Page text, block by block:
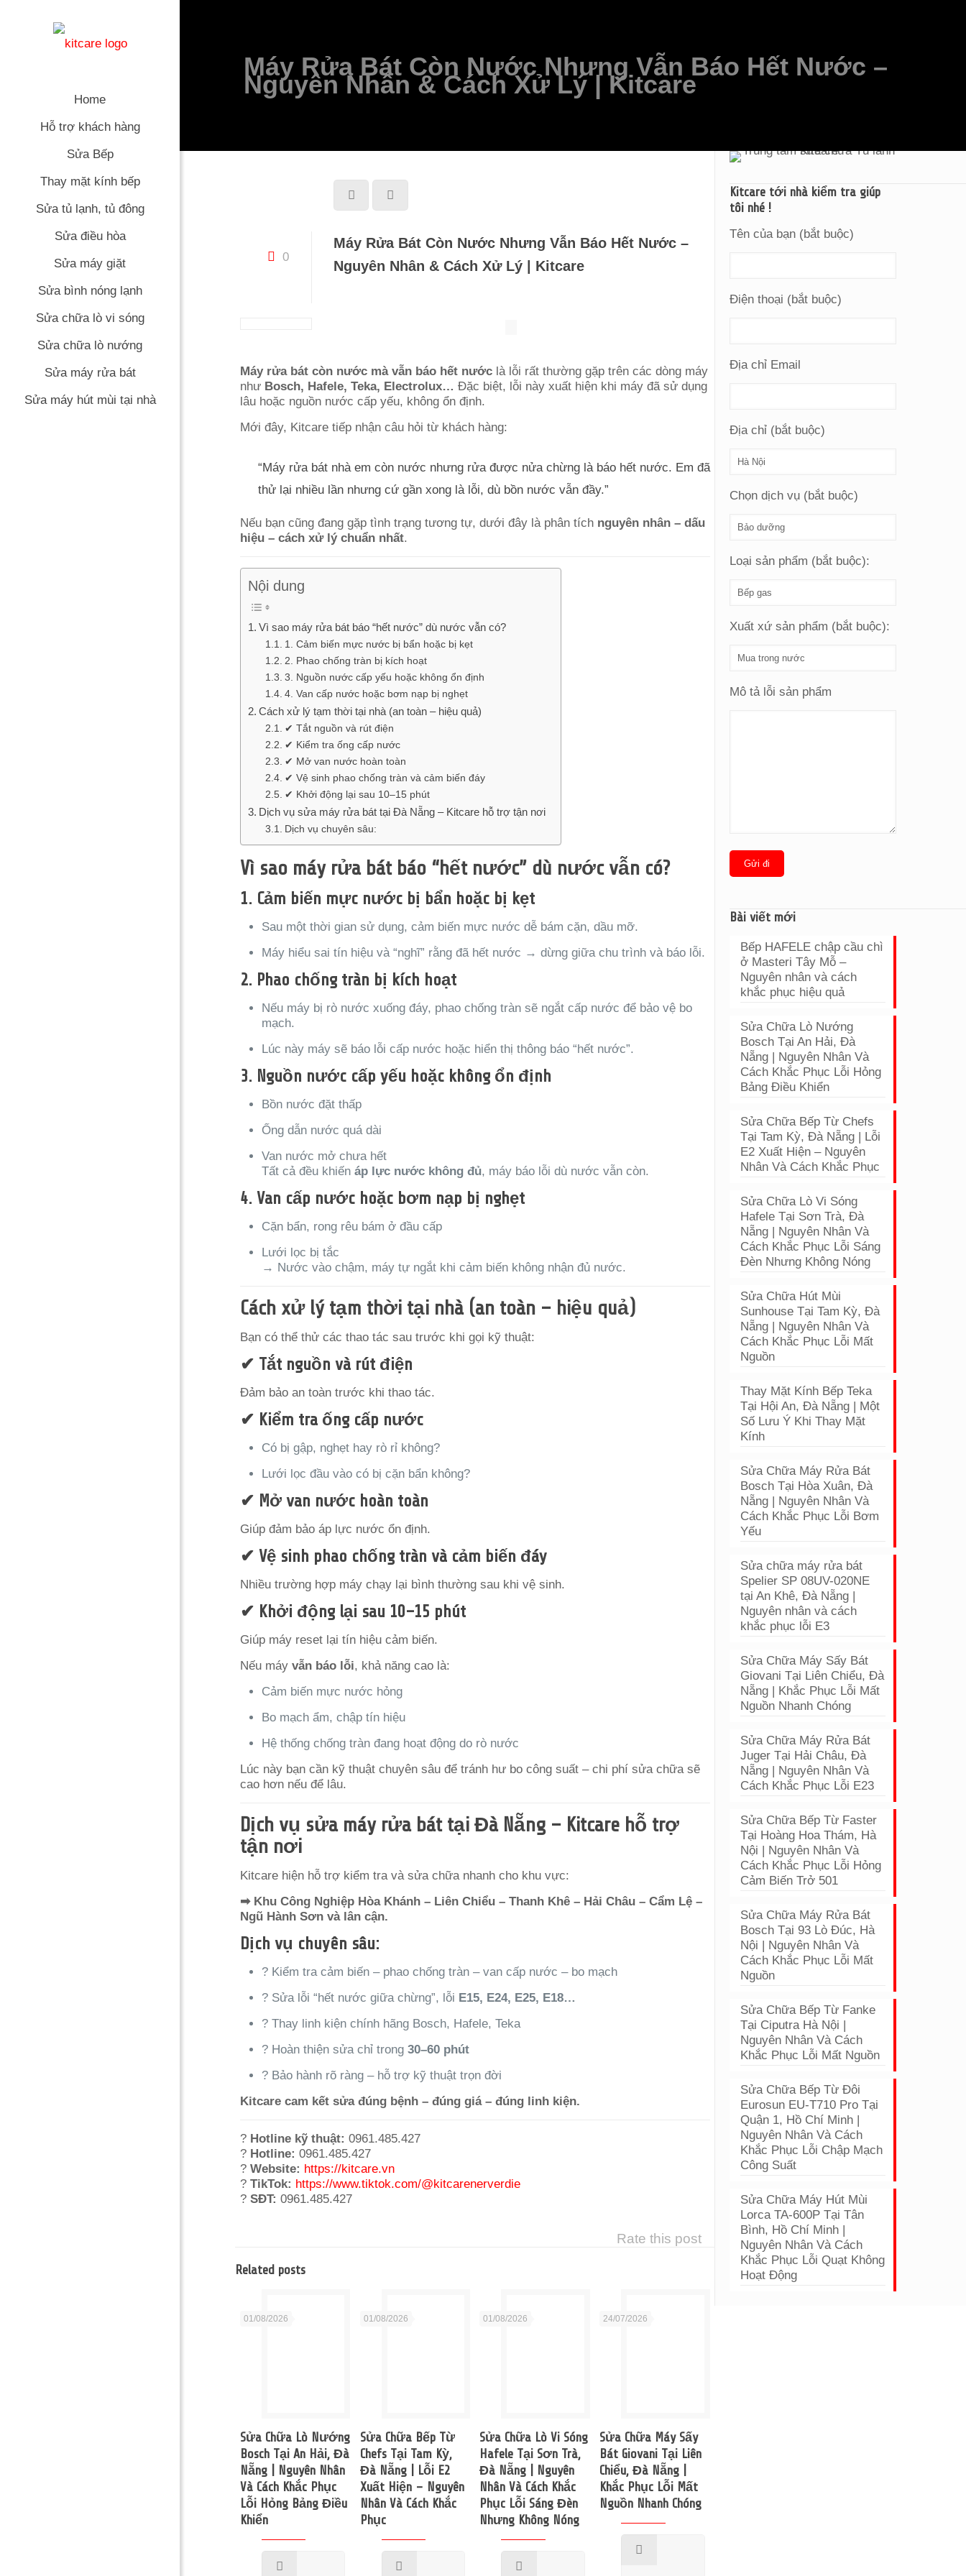
Home
Hỗ trợ khách hàng
Sửa Bếp
Thay mặt kính bếp
Sửa tủ lạnh, tủ đông
Sửa điều hòa
Sửa máy giặt
Sửa bình nóng lạnh
Sửa chữa lò vi sóng
Sửa chữa lò nướng
Sửa máy rửa bát
Sửa máy hút mùi tại nhà
Máy Rửa Bát Còn Nước Nhưng Vẫn Báo Hết Nước –
Nguyên Nhân & Cách Xử Lý | Kitcare
0
Máy Rửa Bát Còn Nước Nhưng Vẫn Báo Hết Nước –
Nguyên Nhân & Cách Xử Lý | Kitcare
Máy rửa bát còn nước mà vẫn báo hết nướclà lỗi rất thường gặp trên các dòng máy
như Bosch, Hafele, Teka, Electrolux… Đặc biệt, lỗi này xuất hiện khi máy đã sử dụng
lâu hoặc nguồn nước cấp yếu, không ổn định.
Mới đây, Kitcare tiếp nhận câu hỏi từ khách hàng:
“Máy rửa bát nhà em còn nước nhưng rửa được nửa chừng là báo hết nước. Em đã
thử lại nhiều lần nhưng cứ gần xong là lỗi, dù bồn nước vẫn đầy.”
Nếu bạn cũng đang gặp tình trạng tương tự, dưới đây là phân tích nguyên nhân – dấu
hiệu – cách xử lý chuẩn nhất.
Nội dung
Vì sao máy rửa bát báo “hết nước” dù nước vẫn có?
1. Cảm biến mực nước bị bẩn hoặc bị kẹt
2. Phao chống tràn bị kích hoạt
3. Nguồn nước cấp yếu hoặc không ổn định
4. Van cấp nước hoặc bơm nạp bị nghẹt
Cách xử lý tạm thời tại nhà (an toàn – hiệu quả)
✔ Tắt nguồn và rút điện
✔ Kiểm tra ống cấp nước
✔ Mở van nước hoàn toàn
✔ Vệ sinh phao chống tràn và cảm biến đáy
✔ Khởi động lại sau 10–15 phút
Dịch vụ sửa máy rửa bát tại Đà Nẵng – Kitcare hỗ trợ tận nơi
Dịch vụ chuyên sâu:
Vì sao máy rửa bát báo “hết nước” dù nước vẫn có?
1. Cảm biến mực nước bị bẩn hoặc bị kẹt
Sau một thời gian sử dụng, cảm biến mực nước dễ bám cặn, dầu mỡ.
Máy hiểu sai tín hiệu và “nghĩ” rằng đã hết nước → dừng giữa chu trình và báo lỗi.
2. Phao chống tràn bị kích hoạt
Nếu máy bị rò nước xuống đáy, phao chống tràn sẽ ngắt cấp nước để bảo vệ bo
mạch.
Lúc này máy sẽ báo lỗi cấp nước hoặc hiển thị thông báo “hết nước”.
3. Nguồn nước cấp yếu hoặc không ổn định
Bồn nước đặt thấp
Ống dẫn nước quá dài
Van nước mở chưa hết
Tất cả đều khiến áp lực nước không đủ, máy báo lỗi dù nước vẫn còn.
4. Van cấp nước hoặc bơm nạp bị nghẹt
Cặn bẩn, rong rêu bám ở đầu cấp
Lưới lọc bị tắc
→ Nước vào chậm, máy tự ngắt khi cảm biến không nhận đủ nước.
Cách xử lý tạm thời tại nhà (an toàn – hiệu quả)
Bạn có thể thử các thao tác sau trước khi gọi kỹ thuật:
✔ Tắt nguồn và rút điện
Đảm bảo an toàn trước khi thao tác.
✔ Kiểm tra ống cấp nước
Có bị gập, nghẹt hay rò rỉ không?
Lưới lọc đầu vào có bị cặn bẩn không?
✔ Mở van nước hoàn toàn
Giúp đảm bảo áp lực nước ổn định.
✔ Vệ sinh phao chống tràn và cảm biến đáy
Nhiều trường hợp máy chạy lại bình thường sau khi vệ sinh.
✔ Khởi động lại sau 10–15 phút
Giúp máy reset lại tín hiệu cảm biến.
Nếu máy vẫn báo lỗi, khả năng cao là:
Cảm biến mực nước hỏng
Bo mạch ẩm, chập tín hiệu
Hệ thống chống tràn đang hoạt động do rò nước
Lúc này bạn cần kỹ thuật chuyên sâu để tránh hư bo công suất – chi phí sửa chữa sẽ
cao hơn nếu để lâu.
Dịch vụ sửa máy rửa bát tại Đà Nẵng – Kitcare hỗ trợ
tận nơi
Kitcare hiện hỗ trợ kiểm tra và sửa chữa nhanh cho khu vực:
➡ Khu Công Nghiệp Hòa Khánh – Liên Chiểu – Thanh Khê – Hải Châu – Cẩm Lệ –
Ngũ Hành Sơn và lân cận.
Dịch vụ chuyên sâu:
? Kiểm tra cảm biến – phao chống tràn – van cấp nước – bo mạch
? Sửa lỗi “hết nước giữa chừng”, lỗi E15, E24, E25, E18…
? Thay linh kiện chính hãng Bosch, Hafele, Teka
? Hoàn thiện sửa chỉ trong 30–60 phút
? Bảo hành rõ ràng – hỗ trợ kỹ thuật trọn đời
Kitcare cam kết sửa đúng bệnh – đúng giá – đúng linh kiện.
? Hotline kỹ thuật: 0961.485.427
? Hotline: 0961.485.427
? Website: https://kitcare.vn
? TikTok: https://www.tiktok.com/@kitcarenerverdie
? SĐT: 0961.485.427
Rate this post
Related posts
01/08/2026
Sửa Chữa Lò Nướng
Bosch Tại An Hải, Đà
Nẵng | Nguyên Nhân
Và Cách Khắc Phục
Lỗi Hỏng Bảng Điều
Khiển
01/08/2026
Sửa Chữa Bếp Từ
Chefs Tại Tam Kỳ,
Đà Nẵng | Lỗi E2
Xuất Hiện – Nguyên
Nhân Và Cách Khắc
Phục
01/08/2026
Sửa Chữa Lò Vi Sóng
Hafele Tại Sơn Trà,
Đà Nẵng | Nguyên
Nhân Và Cách Khắc
Phục Lỗi Sáng Đèn
Nhưng Không Nóng
24/07/2026
Sửa Chữa Máy Sấy
Bát Giovani Tại Liên
Chiểu, Đà Nẵng |
Khắc Phục Lỗi Mất
Nguồn Nhanh Chóng
Kitcare tới nhà kiểm tra giúp
tôi nhé !
Tên của bạn (bắt buộc)
Điện thoại (bắt buộc)
Địa chỉ Email
Địa chỉ (bắt buộc)
Chọn dịch vụ (bắt buộc)
Loại sản phẩm (bắt buộc):
Xuất xứ sản phẩm (bắt buộc):
Mô tả lỗi sản phẩm
Bài viết mới
Bếp HAFELE chập cầu chì
ở Masteri Tây Mỗ –
Nguyên nhân và cách
khắc phục hiệu quả
Sửa Chữa Lò Nướng
Bosch Tại An Hải, Đà
Nẵng | Nguyên Nhân Và
Cách Khắc Phục Lỗi Hỏng
Bảng Điều Khiển
Sửa Chữa Bếp Từ Chefs
Tại Tam Kỳ, Đà Nẵng | Lỗi
E2 Xuất Hiện – Nguyên
Nhân Và Cách Khắc Phục
Sửa Chữa Lò Vi Sóng
Hafele Tại Sơn Trà, Đà
Nẵng | Nguyên Nhân Và
Cách Khắc Phục Lỗi Sáng
Đèn Nhưng Không Nóng
Sửa Chữa Hút Mùi
Sunhouse Tại Tam Kỳ, Đà
Nẵng | Nguyên Nhân Và
Cách Khắc Phục Lỗi Mất
Nguồn
Thay Mặt Kính Bếp Teka
Tại Hội An, Đà Nẵng | Một
Số Lưu Ý Khi Thay Mặt
Kính
Sửa Chữa Máy Rửa Bát
Bosch Tại Hòa Xuân, Đà
Nẵng | Nguyên Nhân Và
Cách Khắc Phục Lỗi Bơm
Yếu
Sửa chữa máy rửa bát
Spelier SP 08UV-020NE
tại An Khê, Đà Nẵng |
Nguyên nhân và cách
khắc phục lỗi E3
Sửa Chữa Máy Sấy Bát
Giovani Tại Liên Chiểu, Đà
Nẵng | Khắc Phục Lỗi Mất
Nguồn Nhanh Chóng
Sửa Chữa Máy Rửa Bát
Juger Tại Hải Châu, Đà
Nẵng | Nguyên Nhân Và
Cách Khắc Phục Lỗi E23
Sửa Chữa Bếp Từ Faster
Tại Hoàng Hoa Thám, Hà
Nội | Nguyên Nhân Và
Cách Khắc Phục Lỗi Hỏng
Cảm Biến Trở 501
Sửa Chữa Máy Rửa Bát
Bosch Tại 93 Lò Đúc, Hà
Nội | Nguyên Nhân Và
Cách Khắc Phục Lỗi Mất
Nguồn
Sửa Chữa Bếp Từ Fanke
Tại Ciputra Hà Nội |
Nguyên Nhân Và Cách
Khắc Phục Lỗi Mất Nguồn
Sửa Chữa Bếp Từ Đôi
Eurosun EU-T710 Pro Tại
Quận 1, Hồ Chí Minh |
Nguyên Nhân Và Cách
Khắc Phục Lỗi Chập Mạch
Công Suất
Sửa Chữa Máy Hút Mùi
Lorca TA-600P Tại Tân
Bình, Hồ Chí Minh |
Nguyên Nhân Và Cách
Khắc Phục Lỗi Quạt Không
Hoạt Động